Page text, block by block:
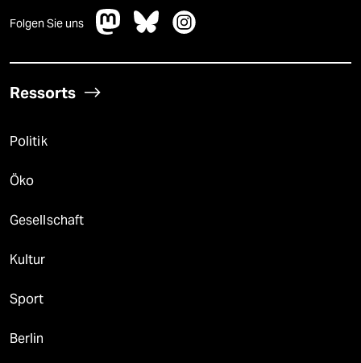
Folgen Sie uns
Ressorts
Politik
Öko
Gesellschaft
Kultur
Sport
Berlin